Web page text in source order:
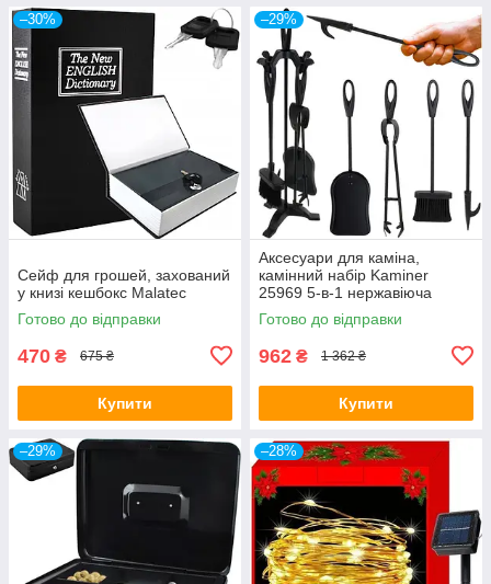
–30%
Сейф для грошей, захований
у книзі кешбокс Malatec
Готово до відправки
470 ₴ 675 ₴
Купити
–29%
Аксесуари для каміна,
камінний набір Kaminer
25969 5-в-1 нержавіюча
сталь чорні
Готово до відправки
962 ₴ 1 362 ₴
Купити
–29% –28%